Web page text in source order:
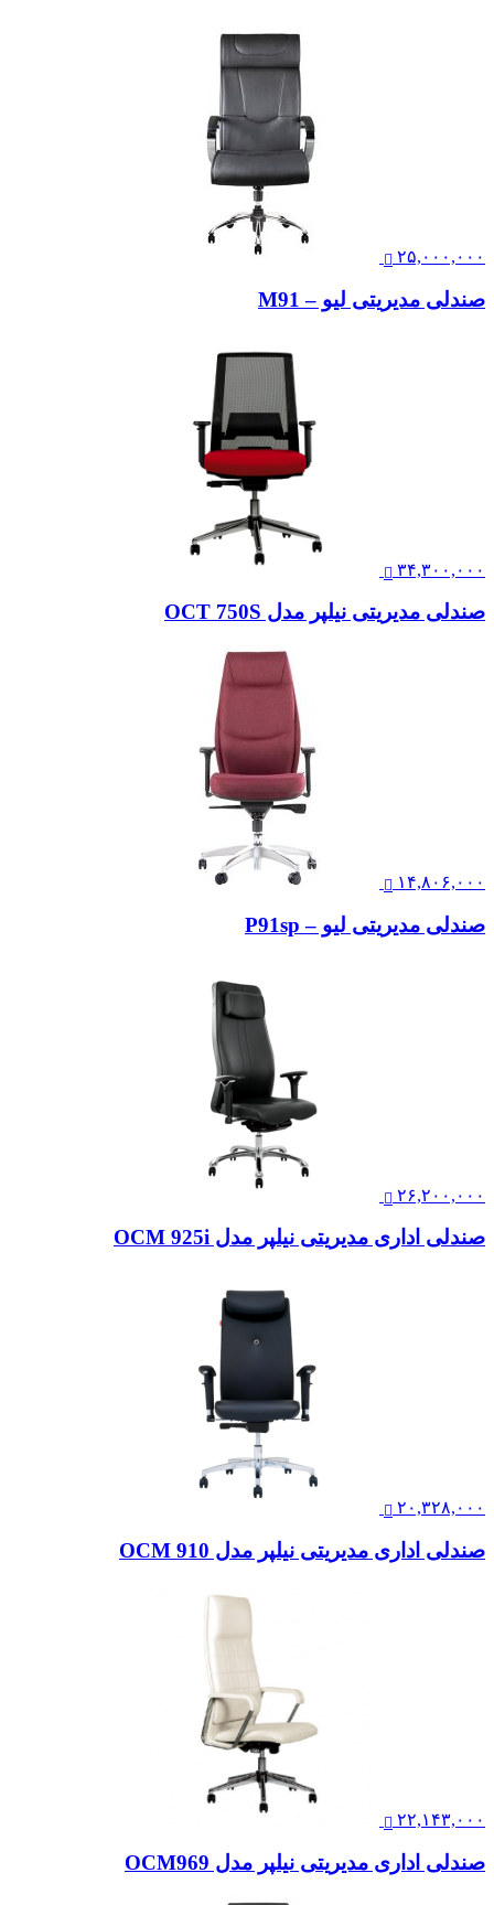
۲۵,۰۰۰,۰۰۰
صندلی مدیریتی لیو – M91
۳۴,۳۰۰,۰۰۰
صندلی مدیریتی نیلپر مدل OCT 750S
۱۴,۸۰۶,۰۰۰
صندلی مدیریتی لیو – P91sp
۲۶,۲۰۰,۰۰۰
صندلی اداری مدیریتی نیلپر مدل OCM 925i
۲۰,۳۲۸,۰۰۰
صندلی اداری مدیریتی نیلپر مدل OCM 910
۲۲,۱۴۳,۰۰۰
صندلی اداری مدیریتی نیلپر مدل OCM969